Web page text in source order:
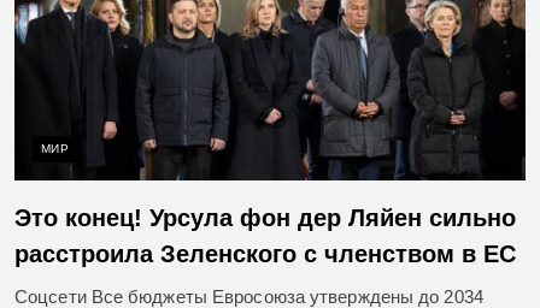
МИР
Это конец! Урсула фон дер Ляйен сильно
расстроила Зеленского с членством в ЕС
Соцсети Все бюджеты Евросоюза утверждены до 2034